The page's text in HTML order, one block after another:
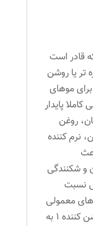
قادر است
تر یا روشن
موهای
پایدار
روغن
نرم کننده
شکنندگی
کند. حجم: ۱۰۰ میل نسبت
رنگ مو های معمولی
اکسیدان ۶ درصد و رنگ موهای روشن کننده ۱ به